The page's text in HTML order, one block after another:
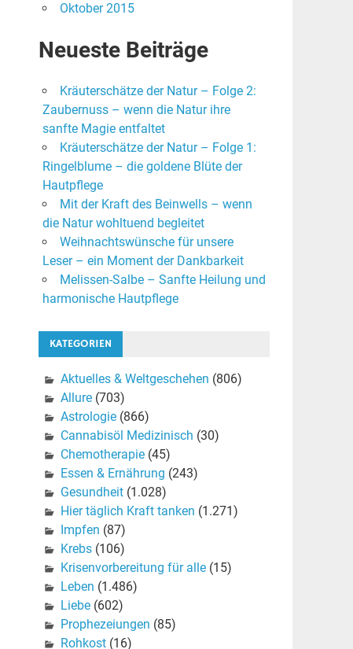
Oktober 2015
Neueste Beiträge
Kräuterschätze der Natur – Folge 2:
Zaubernuss – wenn die Natur ihre
sanfte Magie entfaltet
Kräuterschätze der Natur – Folge 1:
Ringelblume – die goldene Blüte der
Hautpflege
Mit der Kraft des Beinwells – wenn
die Natur wohltuend begleitet
Weihnachtswünsche für unsere
Leser – ein Moment der Dankbarkeit
Melissen-Salbe – Sanfte Heilung und
harmonische Hautpflege
KATEGORIEN
Aktuelles & Weltgeschehen (806)
Allure(703)
Astrologie(866)
Cannabisöl Medizinisch (30)
Chemotherapie(45)
Essen & Ernährung (243)
Gesundheit(1.028)
Hier täglich Kraft tanken (1.271)
Impfen (87)
Krebs(106)
Krisenvorbereitung für alle(15)
Leben (1.486)
Liebe(602)
Prophezeiungen (85)
Rohkost(16)